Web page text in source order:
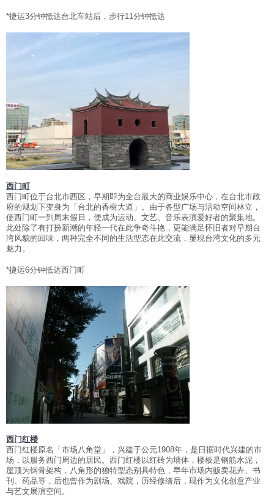
*捷运3分钟抵达台北车站后，步行11分钟抵达
西门町
西门町位于台北市西区，早期即为全台最大的商业娱乐中心，在台北市政
府的规划下变身为「台北的香榭大道」。由于各型广场与活动空间林立，
使西门町一到周末假日，便成为运动、文艺、音乐表演爱好者的聚集地。
此处除了有打扮新潮的年轻一代在此争奇斗艳，更能满足怀旧者对早期台
湾风貌的回味，两种完全不同的生活型态在此交流，显现台湾文化的多元
魅力。
*捷运6分钟抵达西门町
西门红楼
西门红楼原名「市场八角堂」，兴建于公元1908年，是日据时代兴建的市
场，以服务西门周边的居民。西门红楼以红砖为墙体，楼板是钢筋水泥，
屋顶为钢骨架构，八角形的独特型态别具特色，早年市场内贩卖花卉、书
刊、药品等，后也曾作为剧场、戏院，历经修缮后，现作为文化创意产业
与艺文展演空间。